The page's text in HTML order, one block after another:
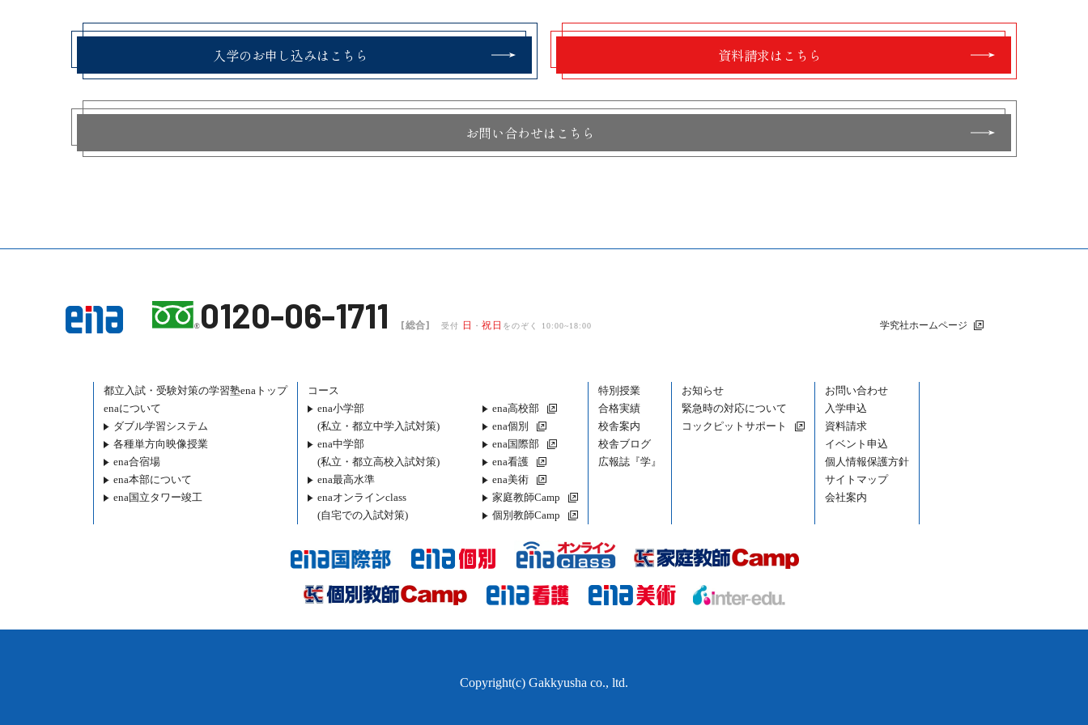
入学のお申し込みはこちら 資料請求はこちら
お問い合わせはこちら
0120-06-1711 [総合] 受付 日 ・祝日 をのぞく 10:00~18:00 学究社ホームページ
都立入試・受験対策の学習塾enaトップ
enaについて
ダブル学習システム
各種単方向映像授業
ena合宿場
ena本部について
ena国立タワー竣工
コース
ena小学部
(私立・都立中学入試対策)
ena中学部
(私立・都立高校入試対策)
ena最高水準
enaオンラインclass
(自宅での入試対策)
ena高校部
ena個別
ena国際部
ena看護
ena美術
家庭教師Camp
個別教師Camp
特別授業
合格実績
校舎案内
校舎ブログ
広報誌『学』
お知らせ
緊急時の対応について
コックピットサポート
お問い合わせ
入学申込
資料請求
イベント申込
個人情報保護方針
サイトマップ
会社案内
Copyright(c) Gakkyusha co., ltd.